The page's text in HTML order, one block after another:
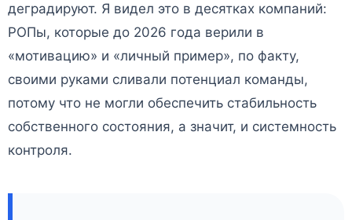
деградируют. Я видел это в десятках компаний:
РОПы, которые до 2026 года верили в
«мотивацию» и «личный пример», по факту,
своими руками сливали потенциал команды,
потому что не могли обеспечить стабильность
собственного состояния, а значит, и системность
контроля.